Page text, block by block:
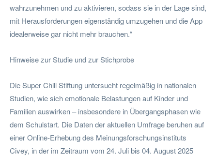
wahrzunehmen und zu aktivieren, sodass sie in der Lage sind,
mit Herausforderungen eigenständig umzugehen und die App
idealerweise gar nicht mehr brauchen.“
Hinweise zur Studie und zur Stichprobe
Die Super Chill Stiftung untersucht regelmäßig in nationalen
Studien, wie sich emotionale Belastungen auf Kinder und
Familien auswirken – insbesondere in Übergangsphasen wie
dem Schulstart. Die Daten der aktuellen Umfrage beruhen auf
einer Online-Erhebung des Meinungsforschungsinstituts
Civey, in der im Zeitraum vom 24. Juli bis 04. August 2025